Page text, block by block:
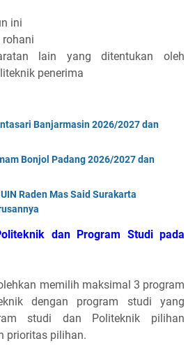
ini
lain yang ditentukan oleh
penerima
Banjarmasin 2026/2027 dan
Bonjol Padang 2026/2027 dan
Raden Mas Said Surakarta
dan Program Studi pada
memilih maksimal 3 program
dengan program studi yang
studi dan Politeknik pilihan
prioritas pilihan.